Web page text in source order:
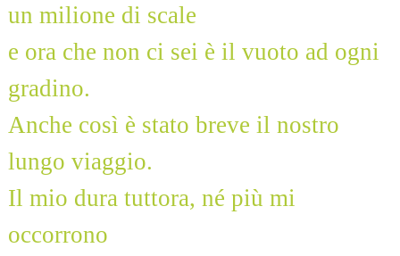
un milione di scale
e ora che non ci sei è il vuoto ad ogni
gradino.
Anche così è stato breve il nostro
lungo viaggio.
Il mio dura tuttora, né più mi
occorrono